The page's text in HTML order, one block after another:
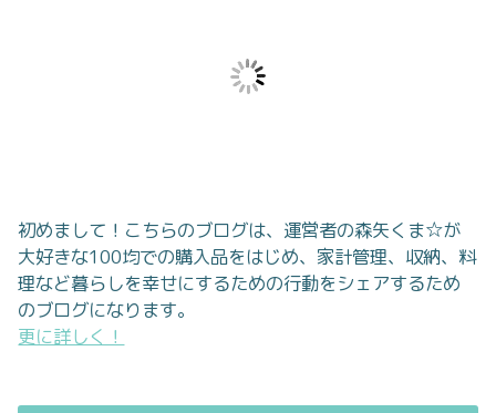
初めまして！こちらのブログは、運営者の森矢くま☆が
大好きな100均での購入品をはじめ、家計管理、収納、料
理など暮らしを幸せにするための行動をシェアするため
のブログになります。
更に詳しく！